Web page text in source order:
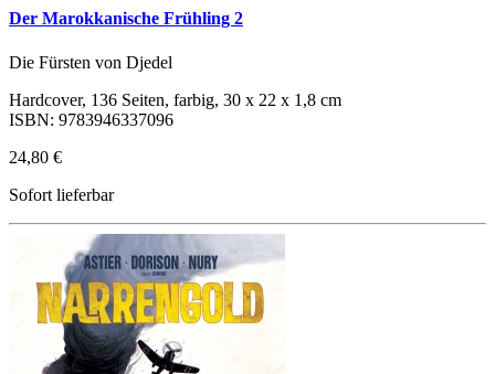
Der Marokkanische Frühling 2
Die Fürsten von Djedel
Hardcover, 136 Seiten, farbig, 30 x 22 x 1,8 cm
ISBN: 9783946337096
24,80 €
Sofort lieferbar